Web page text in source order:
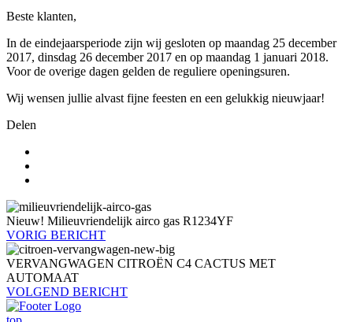
Beste klanten,
In de eindejaarsperiode zijn wij gesloten op maandag 25 december
2017, dinsdag 26 december 2017 en op maandag 1 januari 2018.
Voor de overige dagen gelden de reguliere openingsuren.
Wij wensen jullie alvast fijne feesten en een gelukkig nieuwjaar!
Delen
Nieuw! Milieuvriendelijk airco gas R1234YF
VORIG BERICHT
VERVANGWAGEN CITROËN C4 CACTUS MET
AUTOMAAT
VOLGEND BERICHT